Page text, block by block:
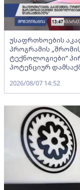
უსაფრთხოების
პროგრამის
ტექნოლოგიები“
პოტენციურ
2026/08/07 14:52